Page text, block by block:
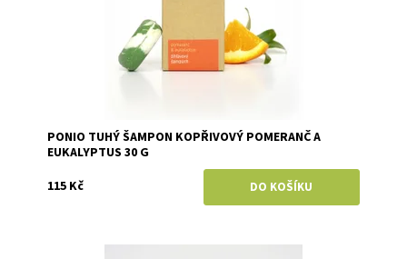
PONIO TUHÝ ŠAMPON KOPŘIVOVÝ POMERANČ A
EUKALYPTUS 30 G
115 Kč
Dostupnost:
Skladem